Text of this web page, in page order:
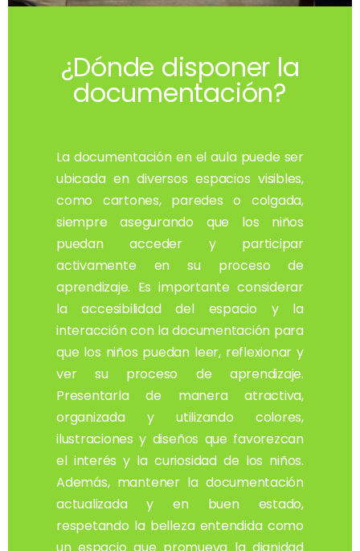
¿Dónde disponer la
documentación?
La documentación en el aula puede ser
ubicada en diversos espacios visibles,
como cartones, paredes o colgada,
siempre asegurando que los niños
puedan acceder y participar
activamente en su proceso de
aprendizaje. Es importante considerar
la accesibilidad del espacio y la
interacción con la documentación para
que los niños puedan leer, reflexionar y
ver su proceso de aprendizaje.
Presentarla de manera atractiva,
organizada y utilizando colores,
ilustraciones y diseños que favorezcan
el interés y la curiosidad de los niños.
Además, mantener la documentación
actualizada y en buen estado,
respetando la belleza entendida como